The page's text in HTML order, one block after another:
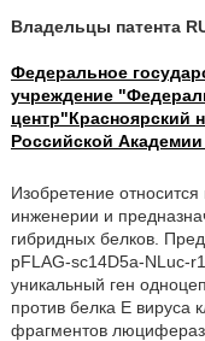
Владельцы патента
Федеральное
учреждение
центр"Красноярский
Российской Академии
Изобретение
инженерии и
гибридных белков.
pFLAG-sc14D5a-NLuc-
уникальный ген
против белка Е вируса
фрагментов